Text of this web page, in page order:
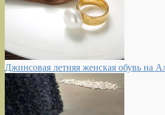
Джинсовая летняя женская обувь на